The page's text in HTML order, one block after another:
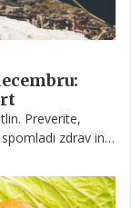
Preverite,
zdrav in